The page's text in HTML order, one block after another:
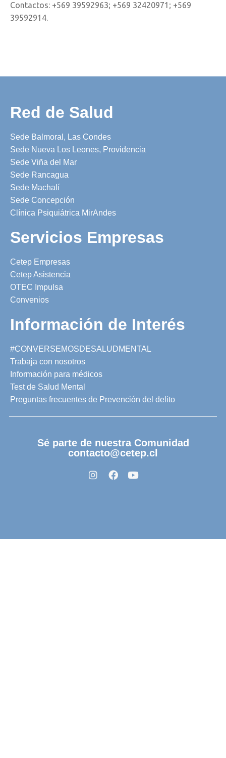
Contactos: +569 39592963; +569 32420971; +569
39592914.
Red de Salud
Sede Balmoral, Las Condes
Sede Nueva Los Leones, Providencia
Sede Viña del Mar
Sede Rancagua
Sede Machalí
Sede Concepción
Clínica Psiquiátrica MirAndes
Servicios Empresas
Cetep Empresas
Cetep Asistencia
OTEC Impulsa
Convenios
Información de Interés
#CONVERSEMOSDESALUDMENTAL
Trabaja con nosotros
Información para médicos
Test de Salud Mental
Preguntas frecuentes de Prevención del delito
Sé parte de nuestra Comunidad
contacto@cetep.cl